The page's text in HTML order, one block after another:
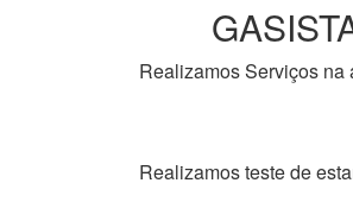
Realizamos Serviços na
Realizamos teste de